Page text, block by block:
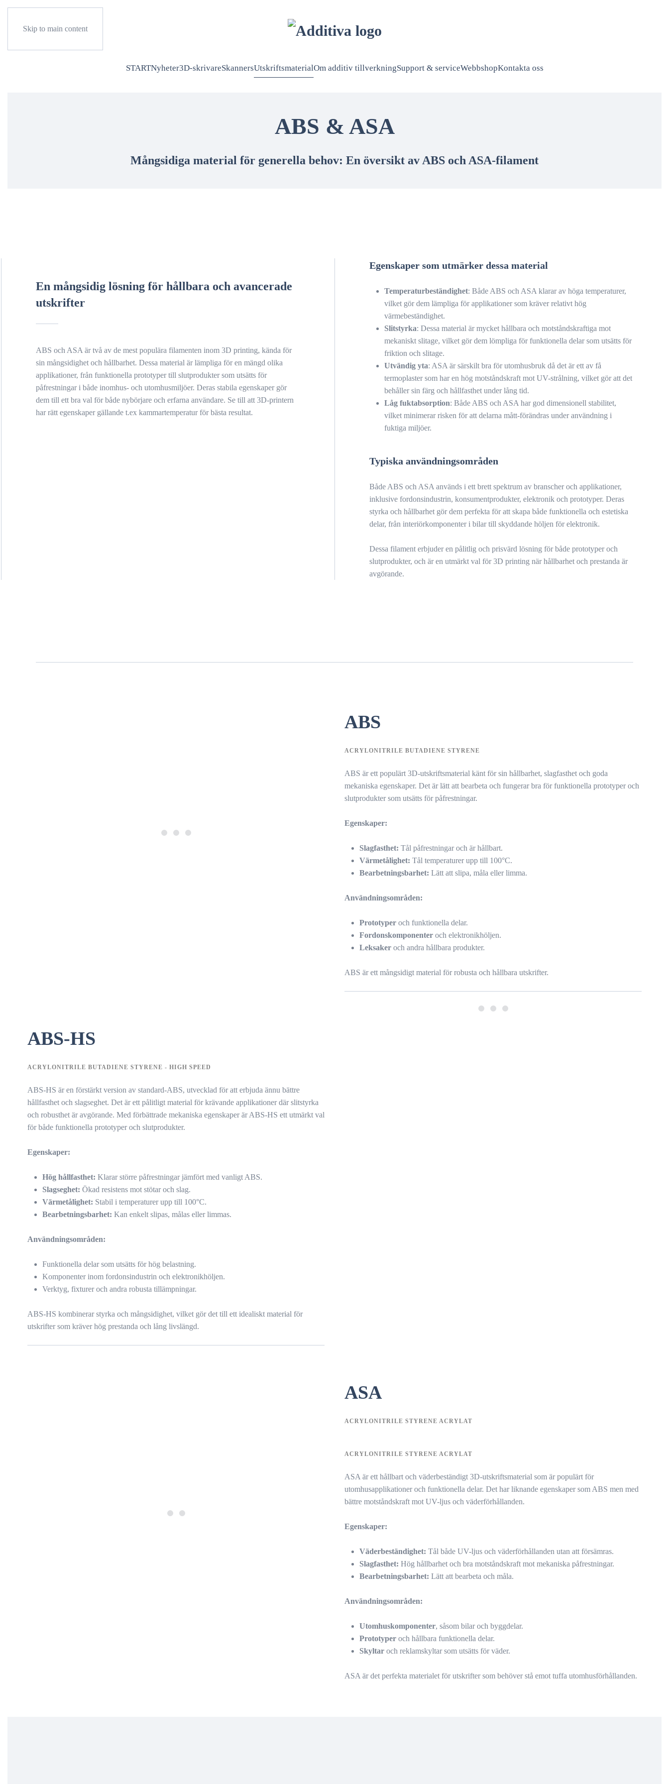
Skip to main content
STARTNyheter3D-skrivareSkannersUtskriftsmaterialOm additiv tillverkningSupport & serviceWebbshopKontakta oss
ABS & ASA
Mångsidiga material för generella behov: En översikt av ABS och ASA-filament
En mångsidig lösning för hållbara och avancerade
utskrifter
ABS och ASA är två av de mest populära filamenten inom 3D printing, kända för
sin mångsidighet och hållbarhet. Dessa material är lämpliga för en mängd olika
applikationer, från funktionella prototyper till slutprodukter som utsätts för
påfrestningar i både inomhus- och utomhusmiljöer. Deras stabila egenskaper gör
dem till ett bra val för både nybörjare och erfarna användare. Se till att 3D-printern
har rätt egenskaper gällande t.ex kammartemperatur för bästa resultat.
Egenskaper som utmärker dessa material
Temperaturbeständighet: Både ABS och ASA klarar av höga temperaturer,
vilket gör dem lämpliga för applikationer som kräver relativt hög
värmebeständighet.
Slitstyrka: Dessa material är mycket hållbara och motståndskraftiga mot
mekaniskt slitage, vilket gör dem lömpliga för funktionella delar som utsätts för
friktion och slitage.
Utvändig yta: ASA är särskilt bra för utomhusbruk då det är ett av få
termoplaster som har en hög motståndskraft mot UV-strålning, vilket gör att det
behåller sin färg och hållfasthet under lång tid.
Låg fuktabsorption: Både ABS och ASA har god dimensionell stabilitet,
vilket minimerar risken för att delarna mått-förändras under användning i
fuktiga miljöer.
Typiska användningsområden
Både ABS och ASA används i ett brett spektrum av branscher och applikationer,
inklusive fordonsindustrin, konsumentprodukter, elektronik och prototyper. Deras
styrka och hållbarhet gör dem perfekta för att skapa både funktionella och estetiska
delar, från interiörkomponenter i bilar till skyddande höljen för elektronik.
Dessa filament erbjuder en pålitlig och prisvärd lösning för både prototyper och
slutprodukter, och är en utmärkt val för 3D printing när hållbarhet och prestanda är
avgörande.
ABS
ACRYLONITRILE BUTADIENE STYRENE
ABS är ett populärt 3D-utskriftsmaterial känt för sin hållbarhet, slagfasthet och goda
mekaniska egenskaper. Det är lätt att bearbeta och fungerar bra för funktionella prototyper och
slutprodukter som utsätts för påfrestningar.
Egenskaper:
Slagfasthet: Tål påfrestningar och är hållbart.
Värmetålighet: Tål temperaturer upp till 100°C.
Bearbetningsbarhet: Lätt att slipa, måla eller limma.
Användningsområden:
Prototyper och funktionella delar.
Fordonskomponenter och elektronikhöljen.
Leksaker och andra hållbara produkter.
ABS är ett mångsidigt material för robusta och hållbara utskrifter.
ABS-HS
ACRYLONITRILE BUTADIENE STYRENE - HIGH SPEED
ABS-HS är en förstärkt version av standard-ABS, utvecklad för att erbjuda ännu bättre
hållfasthet och slagseghet. Det är ett pålitligt material för krävande applikationer där slitstyrka
och robusthet är avgörande. Med förbättrade mekaniska egenskaper är ABS-HS ett utmärkt val
för både funktionella prototyper och slutprodukter.
Egenskaper:
Hög hållfasthet: Klarar större påfrestningar jämfört med vanligt ABS.
Slagseghet: Ökad resistens mot stötar och slag.
Värmetålighet: Stabil i temperaturer upp till 100°C.
Bearbetningsbarhet: Kan enkelt slipas, målas eller limmas.
Användningsområden:
Funktionella delar som utsätts för hög belastning.
Komponenter inom fordonsindustrin och elektronikhöljen.
Verktyg, fixturer och andra robusta tillämpningar.
ABS-HS kombinerar styrka och mångsidighet, vilket gör det till ett idealiskt material för
utskrifter som kräver hög prestanda och lång livslängd.
ASA
ACRYLONITRILE STYRENE ACRYLAT
ACRYLONITRILE STYRENE ACRYLAT
ASA är ett hållbart och väderbeständigt 3D-utskriftsmaterial som är populärt för
utomhusapplikationer och funktionella delar. Det har liknande egenskaper som ABS men med
bättre motståndskraft mot UV-ljus och väderförhållanden.
Egenskaper:
Väderbeständighet: Tål både UV-ljus och väderförhållanden utan att försämras.
Slagfasthet: Hög hållbarhet och bra motståndskraft mot mekaniska påfrestningar.
Bearbetningsbarhet: Lätt att bearbeta och måla.
Användningsområden:
Utomhuskomponenter, såsom bilar och byggdelar.
Prototyper och hållbara funktionella delar.
Skyltar och reklamskyltar som utsätts för väder.
ASA är det perfekta materialet för utskrifter som behöver stå emot tuffa utomhusförhållanden.